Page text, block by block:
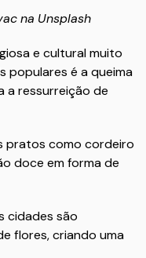
na Unsplash
e cultural muito
populares é a queima
a ressurreição de
pratos como cordeiro
doce em forma de
cidades são
flores, criando uma